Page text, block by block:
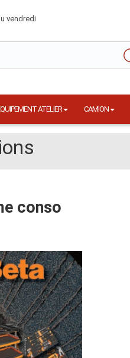
vendredi
ATELIER CAMION
conso